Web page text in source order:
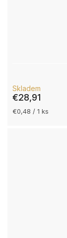
Skladem
€28,91
Jednotková
€0,48 / 1 ks